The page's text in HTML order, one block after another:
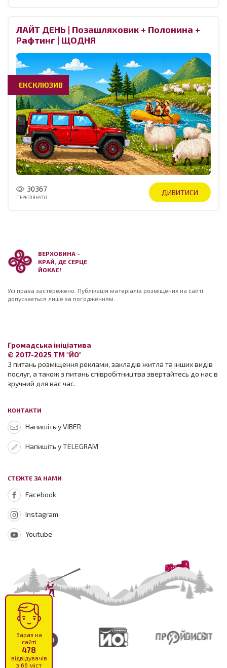
ЛАЙТ ДЕНЬ | Позашляховик + Полонина +
Рафтинг | ЩОДНЯ
30367
ПЕРЕГЛЯНУТО
ДИВИТИСИ
ЕКСКЛЮЗИВ
ВЕРХОВИНА -
КРАЙ, ДЕ СЕРЦЕ
ЙОКАЄ!
Усі права застережено. Публікація матеріалів розміщених на сайті
допускається лише за погодженням.
Громадська ініціатива
© 2017-2025 ТМ "ЙО"
З питань розміщення реклами, закладів житла та інших видів
послуг, а також з питань співробітництва звертайтесь до нас в
зручний для вас час.
КОНТАКТИ
Напишіть у VIBER
Напишіть у TELEGRAM
СТЕЖТЕ ЗА НАМИ
Facebook
Instagram
Youtube
Зараз на
сайті
478
відвідувачів
з 66 міст